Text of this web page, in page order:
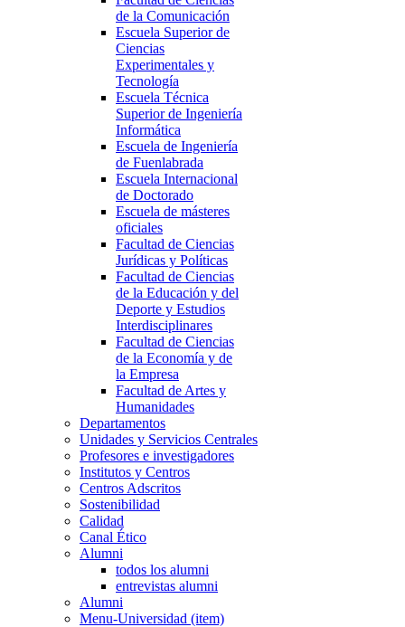
de la Comunicación
Escuela Superior de
Ciencias
Experimentales y
Tecnología
Escuela Técnica
Superior de Ingeniería
Informática
Escuela de Ingeniería
de Fuenlabrada
Escuela Internacional
de Doctorado
Escuela de másteres
oficiales
Facultad de Ciencias
Jurídicas y Políticas
Facultad de Ciencias
de la Educación y del
Deporte y Estudios
Interdisciplinares
Facultad de Ciencias
de la Economía y de
la Empresa
Facultad de Artes y
Humanidades
Departamentos
Unidades y Servicios Centrales
Profesores e investigadores
Institutos y Centros
Centros Adscritos
Sostenibilidad
Calidad
Canal Ético
Alumni
todos los alumni
entrevistas alumni
Alumni
Menu-Universidad (item)